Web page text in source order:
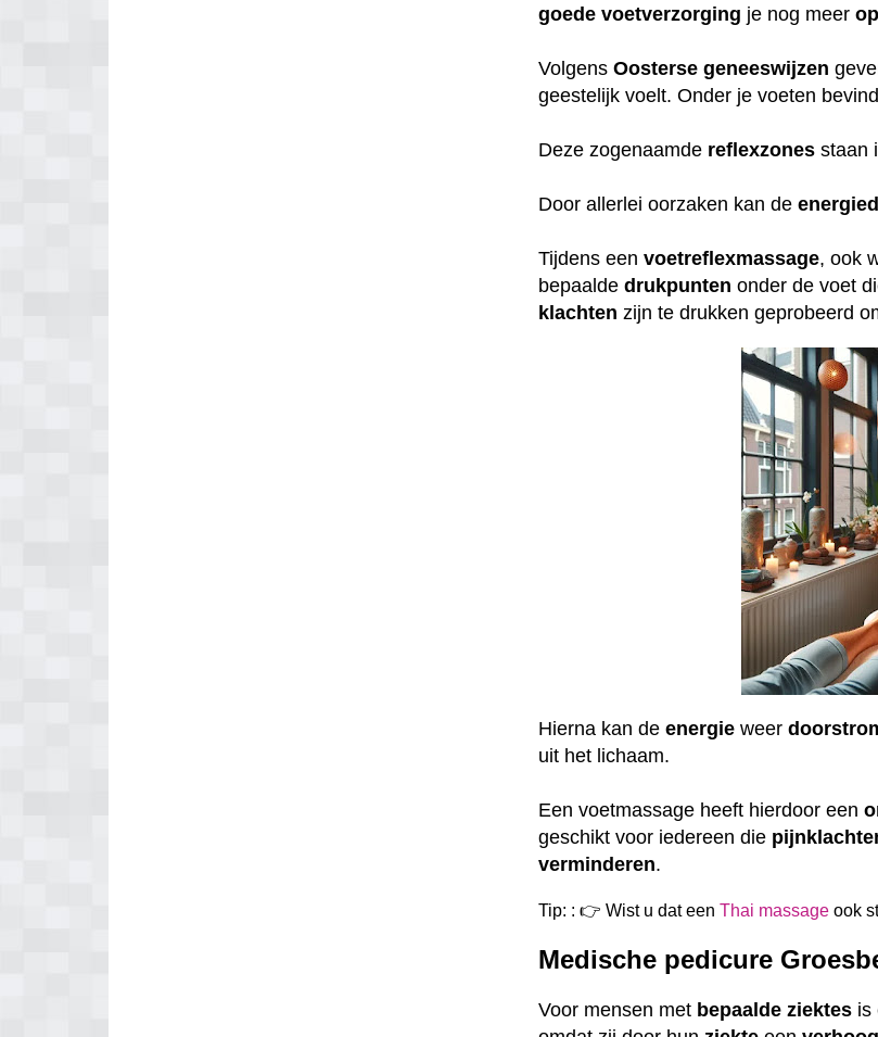
goede voetverzorging je nog meer
VolgensOosterse geneeswijzen
geestelijk voelt. Onder je voeten
Deze zogenaamde reflexzones staan
Door allerlei oorzaken kan de
Tijdens eenvoetreflexmassage, ook
bepaaldedrukpunten onder de voet
klachten zijn te drukken geprobeerd
Hierna kan deenergie weer
uit het lichaam.
Een voetmassage heeft hierdoor een
geschikt voor iedereen die
verminderen.
Tip: : 👉 Wist u dat eenThai massage ook
Medische pedicure
Voor mensen met bepaalde ziektes is